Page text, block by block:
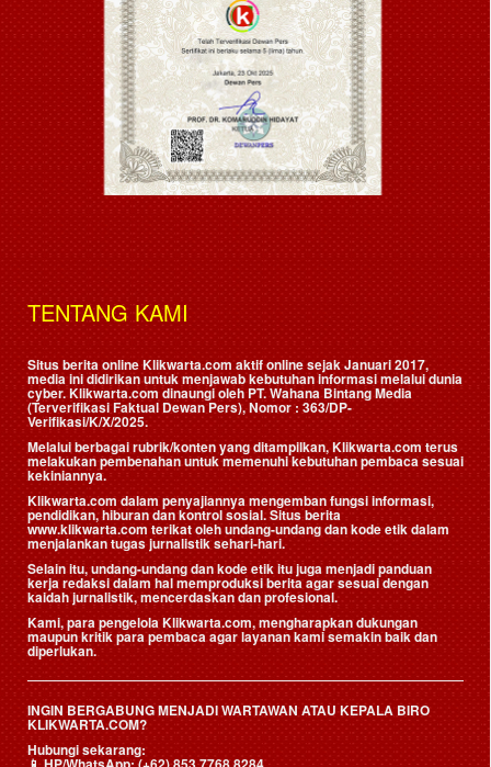
TENTANG KAMI
Situs berita online Klikwarta.com aktif online sejak Januari 2017,
media ini didirikan untuk menjawab kebutuhan informasi melalui dunia
cyber. Klikwarta.com dinaungi oleh PT. Wahana Bintang Media
(Terverifikasi Faktual Dewan Pers), Nomor : 363/DP-
Verifikasi/K/X/2025.
Melalui berbagai rubrik/konten yang ditampilkan, Klikwarta.com terus
melakukan pembenahan untuk memenuhi kebutuhan pembaca sesuai
kekiniannya.
Klikwarta.com dalam penyajiannya mengemban fungsi informasi,
pendidikan, hiburan dan kontrol sosial. Situs berita
www.klikwarta.com terikat oleh undang-undang dan kode etik dalam
menjalankan tugas jurnalistik sehari-hari.
Selain itu, undang-undang dan kode etik itu juga menjadi panduan
kerja redaksi dalam hal memproduksi berita agar sesuai dengan
kaidah jurnalistik, mencerdaskan dan profesional.
Kami, para pengelola Klikwarta.com, mengharapkan dukungan
maupun kritik para pembaca agar layanan kami semakin baik dan
diperlukan.
INGIN BERGABUNG MENJADI WARTAWAN ATAU KEPALA BIRO
KLIKWARTA.COM?
Hubungi sekarang: